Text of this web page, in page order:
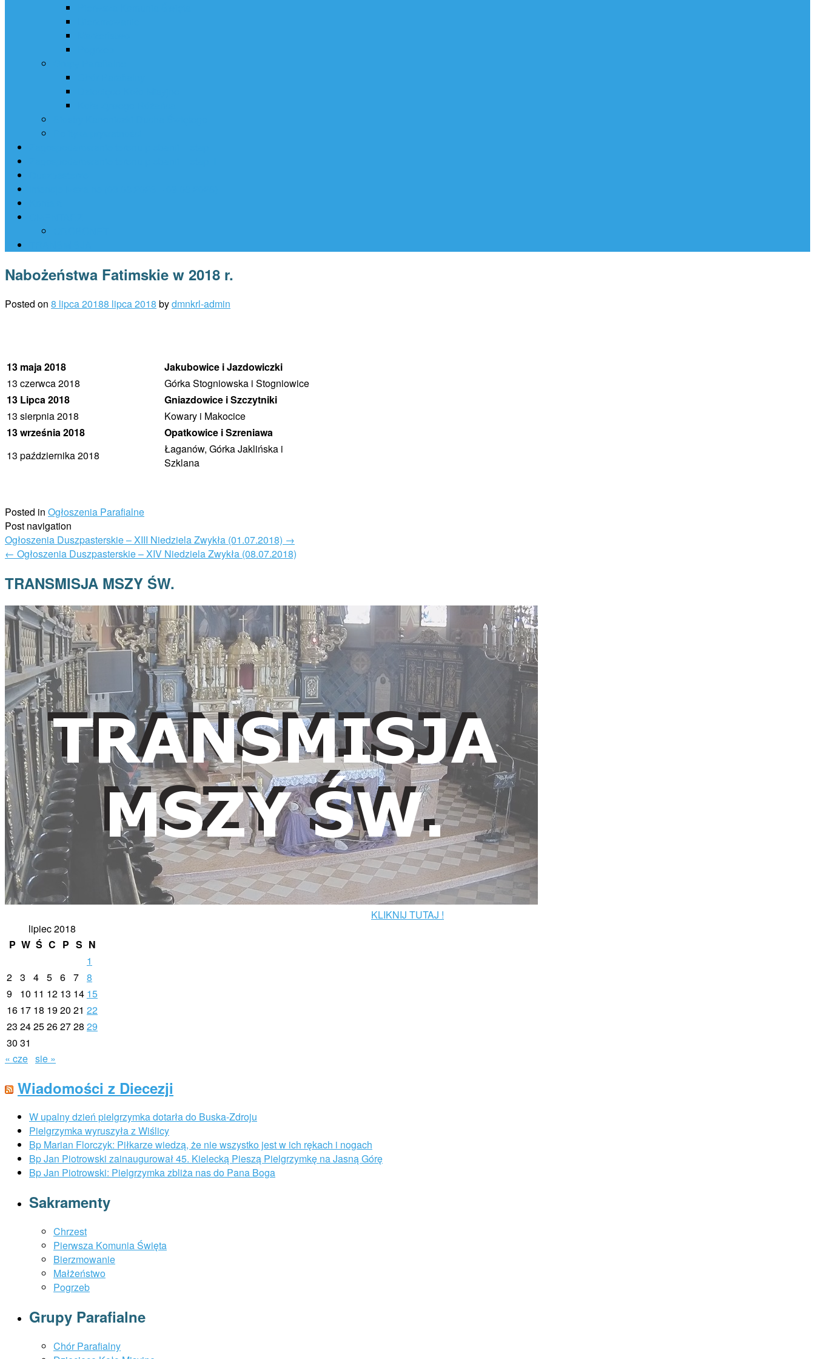
Nabożeństwa Fatimskie w 2018 r.
Posted on 8 lipca 20188 lipca 2018 bydmnkrl-admin
13 maja 2018
Jakubowice i Jazdowiczki
13 czerwca 2018
Górka Stogniowska i Stogniowice
13 Lipca 2018
Gniazdowice i Szczytniki
13 sierpnia 2018
Kowary i Makocice
13 września 2018
Opatkowice i Szreniawa
13 października 2018
Łaganów, Górka Jaklińska i
Szklana
Posted in Ogłoszenia Parafialne
Post navigation
Ogłoszenia Duszpasterskie – XIII Niedziela Zwykła (01.07.2018) →
← Ogłoszenia Duszpasterskie – XIV Niedziela Zwykła (08.07.2018)
TRANSMISJA MSZY ŚW.
KLIKNIJ TUTAJ !
lipiec 2018
P W Ś C P S N
1
2 3 4 5 6 7 8
9
10 11 12 13 14 15
16 17 18 1920 21 22
23 2425262728 29
30 31
« cze sie »
Wiadomości z Diecezji
W upalny dzień pielgrzymka dotarła do Buska-Zdroju
Pielgrzymka wyruszyła z Wiślicy
Bp Marian Florczyk: Piłkarze wiedzą, że nie wszystko jest w ich rękach i nogach
Bp Jan Piotrowski zainaugurował 45. Kielecką Pieszą Pielgrzymkę na Jasną Górę
Bp Jan Piotrowski: Pielgrzymka zbliża nas do Pana Boga
Sakramenty
Chrzest
Pierwsza Komunia Święta
Bierzmowanie
Małżeństwo
Pogrzeb
Grupy Parafialne
Chór Parafialny